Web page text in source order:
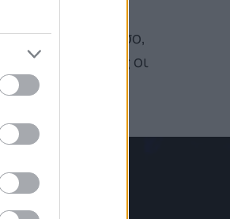
την
θρησκεία. Ωστόσο,
όλες οι
αυτός του